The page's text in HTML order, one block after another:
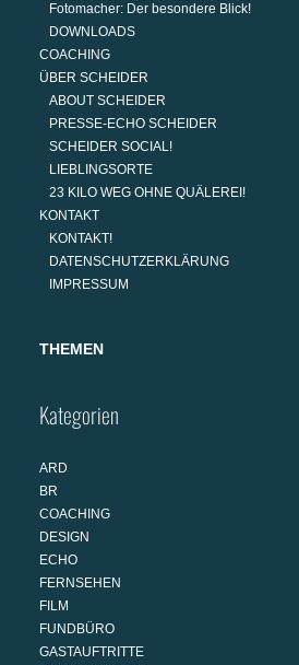
Fotomacher: Der besondere Blick!
DOWNLOADS
COACHING
ÜBER SCHEIDER
ABOUT SCHEIDER
PRESSE-ECHO SCHEIDER
SCHEIDER SOCIAL!
LIEBLINGSORTE
23 KILO WEG OHNE QUÄLEREI!
KONTAKT
KONTAKT!
DATENSCHUTZERKLÄRUNG
IMPRESSUM
THEMEN
Kategorien
ARD
BR
COACHING
DESIGN
ECHO
FERNSEHEN
FILM
FUNDBÜRO
GASTAUFTRITTE